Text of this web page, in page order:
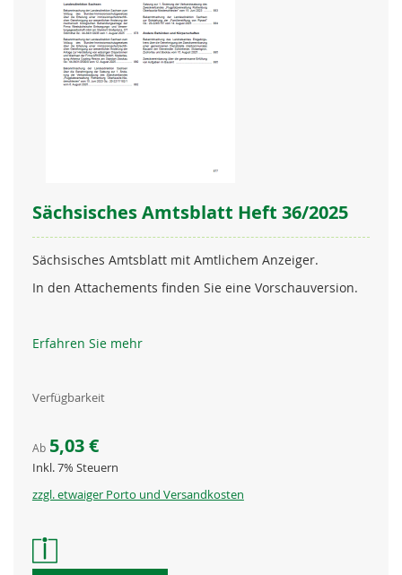
Sächsisches Amtsblatt Heft 36/2025
Sächsisches Amtsblatt mit Amtlichem Anzeiger.
In den Attachements finden Sie eine Vorschauversion.
Erfahren Sie mehr
Verfügbarkeit
Ab 5,03 €
Inkl. 7% Steuern
zzgl. etwaiger Porto und Versandkosten